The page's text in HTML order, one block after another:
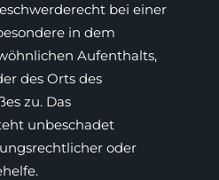
bei einer
in dem
Aufenthalts,
des Orts des
zu. Das
unbeschadet
oder